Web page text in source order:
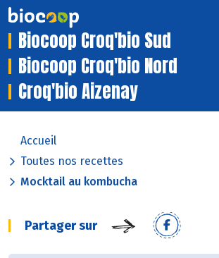
Biocoop Croq'bio Sud
Biocoop Croq'bio Nord
Croq'bio Aizenay
Accueil
Toutes nos recettes
Mocktail au kombucha
Partager sur